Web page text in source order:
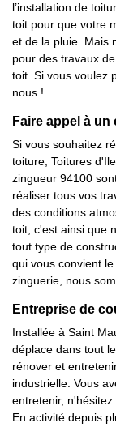
l’installation de
toit pour que votre
et de la pluie. Mais
pour des travaux
toit. Si vous voulez
nous !
Faire appel à
Si vous souhaitez
toiture, Toitures
zingueur 94100
réaliser tous vos
des conditions
toit, c'est ainsi que
tout type de
qui vous convient
zinguerie, nous
Entreprise de
Installée à Saint
déplace dans tout
rénover et
industrielle. Vous
entretenir,
En activité depuis